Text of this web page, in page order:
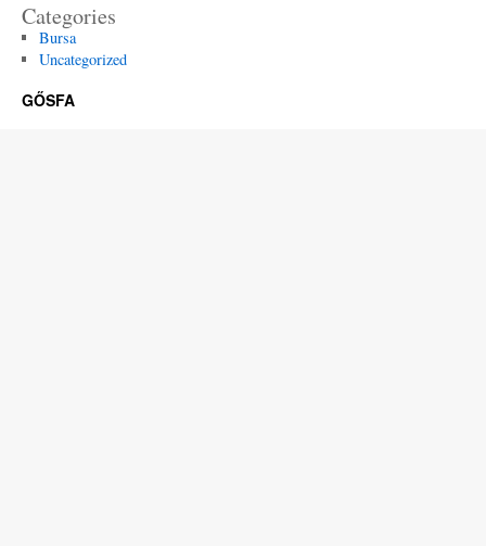
Categories
Bursa
Uncategorized
GŐSFA